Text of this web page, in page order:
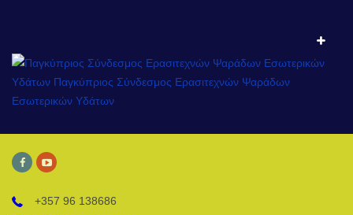
+357 96 138686